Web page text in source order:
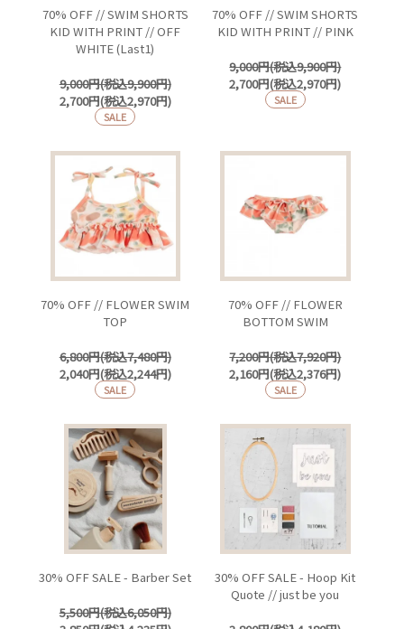
70% OFF // SWIM SHORTS
KID WITH PRINT // OFF
WHITE (Last1)
9,000円(税込9,900円)
2,700円(税込2,970円)
SALE
70% OFF // SWIM SHORTS
KID WITH PRINT // PINK
9,000円(税込9,900円)
2,700円(税込2,970円)
SALE
70% OFF // FLOWER SWIM
TOP
6,800円(税込7,480円)
2,040円(税込2,244円)
SALE
70% OFF // FLOWER
BOTTOM SWIM
7,200円(税込7,920円)
2,160円(税込2,376円)
SALE
30% OFF SALE - Barber Set
5,500円(税込6,050円)
30% OFF SALE - Hoop Kit
Quote // just be you